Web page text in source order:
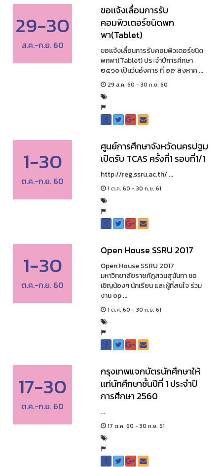
29-30
ส.ค.-ก.ย. 60
ขอเเจ้งเลื่อนการรับ
คอมพิวเตอร์ชนิดพก
พา(Tablet)
ขอเเจ้งเลื่อนการรับคอมพิวเตอร์ชนิด
พกพา(Tablet) ประจำปีการศึกษา
๒๕๖๐ เป็นวันอังคาร ที่ ๒๙ สิงหาค ...
29 ส.ค. 60 - 30 ก.ย. 60
1-30
ต.ค.-ก.ย. 60
ศูนย์การศึกษาจังหวัดนครปฐม
เปิดรับ TCAS ครั้งที่1 รอบที่1/1
http://reg.ssru.ac.th/ ...
1 ต.ค. 60 - 30 ก.ย. 61
1-30
ต.ค.-ก.ย. 60
Open House SSRU 2017
Open House SSRU 2017
มหาวิทยาลัยราชภัฏสวนสุนันทา ขอ
เชิญน้องๆ นักเรียน และผู้ที่สนใจ ร่วม
งาน op ...
1 ต.ค. 60 - 30 ก.ย. 61
17-30
ต.ค.-ก.ย. 60
กรุงเทพแจกบัตรนักศึกษาให้
เเก่นักศึกษาชั้นปีที่ 1 ประจำปี
การศึกษา 2560
...
17 ต.ค. 60 - 30 ก.ย. 61